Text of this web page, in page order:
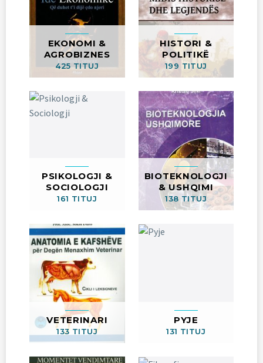
EKONOMI &
AGROBIZNES
425 TITUJ
HISTORI &
POLITIKË
199 TITUJ
PSIKOLOGJI &
SOCIOLOGJI
161 TITUJ
BIOTEKNOLOGJI
& USHQIMI
138 TITUJ
VETERINARI
133 TITUJ
PYJE
131 TITUJ